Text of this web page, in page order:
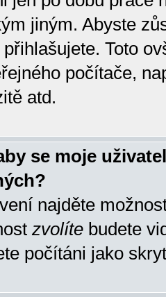
jiným. Abyste
Toto
počítače,
atd.
se moje
najděte
zvolíte budete
počítáni jako